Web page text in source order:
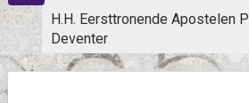
H.H. Eersttronende Apostelen
Deventer